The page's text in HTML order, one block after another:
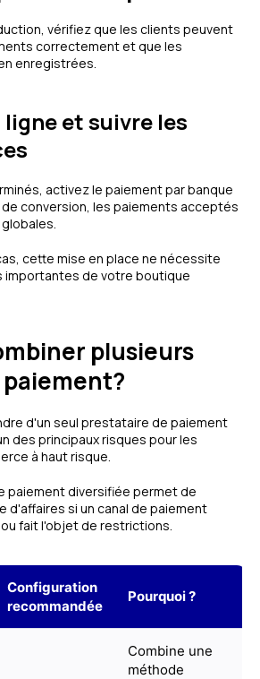
vérifiez que les clients peuvent
correctement et que les
enregistrées.
et suivre les
activez le paiement par banque
conversion, les paiements acceptés
cette mise en place ne nécessite
importantes de votre boutique
plusieurs
d'un seul prestataire de paiement
des principaux risques pour les
à haut risque.
paiement diversifiée permet de
d'affaires si un canal de paiement
fait l'objet de restrictions.
Configuration
recommandée
Pourquoi ?
Combine une
méthode